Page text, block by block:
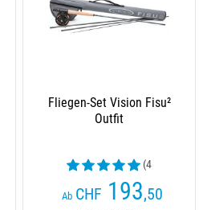
Fliegen-Set Vision Fisu²
Outfit
(4
Kundenrezensionen)
Ab CHF 193,50